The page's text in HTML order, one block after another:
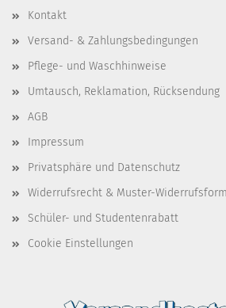
Kontakt
Versand- & Zahlungsbedingungen
Pflege- und Waschhinweise
Umtausch, Reklamation, Rücksendung
AGB
Impressum
Privatsphäre und Datenschutz
Widerrufsrecht & Muster-
Schüler- und Studentenrabatt
Cookie Einstellungen